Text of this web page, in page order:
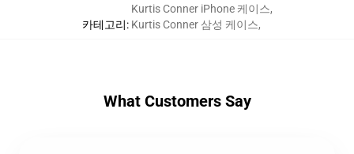
카테고리:
Kurtis Conner iPhone 케이스,
Kurtis Conner 삼성 케이스,
What Customers Say